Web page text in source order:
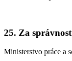
25. Za
Ministerstvo práce a